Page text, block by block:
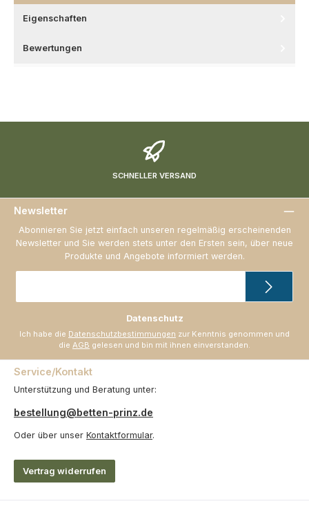
Eigenschaften
Bewertungen
SCHNELLER VERSAND
Newsletter
Abonnieren Sie jetzt einfach unseren regelmäßig erscheinenden
Newsletter und Sie werden stets unter den Ersten sein, über neue
Produkte und Angebote informiert werden.
Datenschutz
Ich habe die Datenschutzbestimmungen zur Kenntnis genommen und
die AGB gelesen und bin mit ihnen einverstanden.
Service/Kontakt
Unterstützung und Beratung unter:
bestellung@betten-prinz.de
Oder über unser Kontaktformular.
Vertrag widerrufen